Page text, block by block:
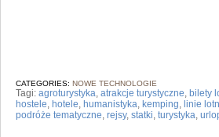
CATEGORIES: NOWE TECHNOLOGIE
Tagi: agroturystyka, atrakcje turystyczne, bilety
hostele, hotele, humanistyka, kemping, linie
podróże tematyczne, rejsy, statki, turystyka,